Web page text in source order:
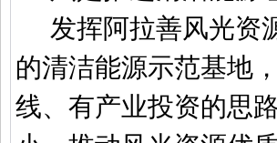
发挥阿拉善风光资
的清洁能源示范基地
线、有产业投资的思